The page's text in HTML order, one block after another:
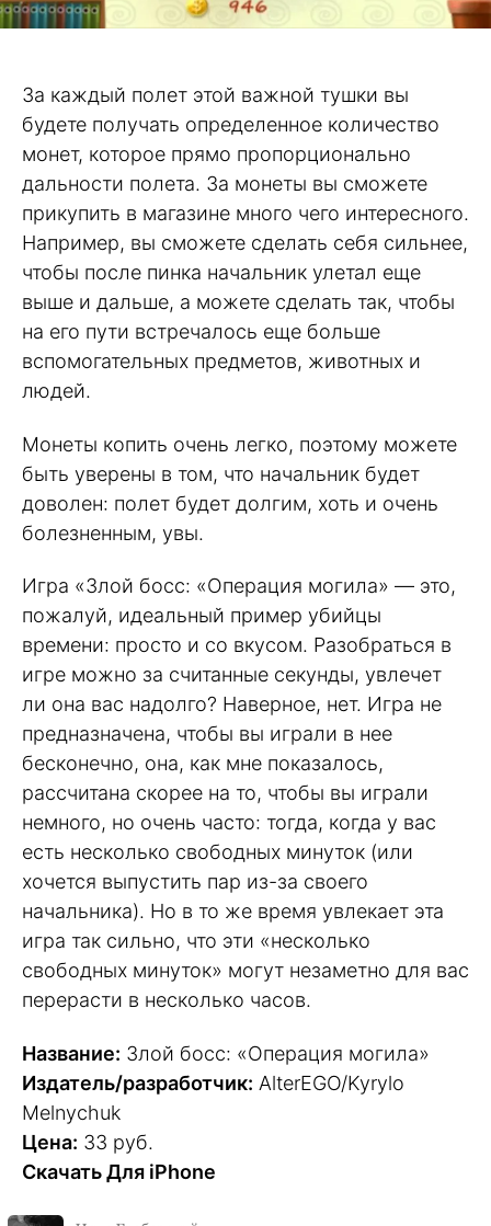
За каждый полет этой важной тушки вы
будете получать определенное количество
монет, которое прямо пропорционально
дальности полета. За монеты вы сможете
прикупить в магазине много чего интересного.
Например, вы сможете сделать себя сильнее,
чтобы после пинка начальник улетал еще
выше и дальше, а можете сделать так, чтобы
на его пути встречалось еще больше
вспомогательных предметов, животных и
людей.
Монеты копить очень легко, поэтому можете
быть уверены в том, что начальник будет
доволен: полет будет долгим, хоть и очень
болезненным, увы.
Игра «Злой босс: «Операция могила» — это,
пожалуй, идеальный пример убийцы
времени: просто и со вкусом. Разобраться в
игре можно за считанные секунды, увлечет
ли она вас надолго? Наверное, нет. Игра не
предназначена, чтобы вы играли в нее
бесконечно, она, как мне показалось,
рассчитана скорее на то, чтобы вы играли
немного, но очень часто: тогда, когда у вас
есть несколько свободных минуток (или
хочется выпустить пар из-за своего
начальника). Но в то же время увлекает эта
игра так сильно, что эти «несколько
свободных минуток» могут незаметно для вас
перерасти в несколько часов.
Название: Злой босс: «Операция могила»
Издатель/разработчик: AlterEGO/Kyrylo
Melnychuk
Цена: 33 руб.
Скачать Для iPhone